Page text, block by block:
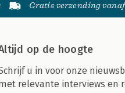
Gratis verzending
op de hoogte
u in voor onze
relevante interviews en